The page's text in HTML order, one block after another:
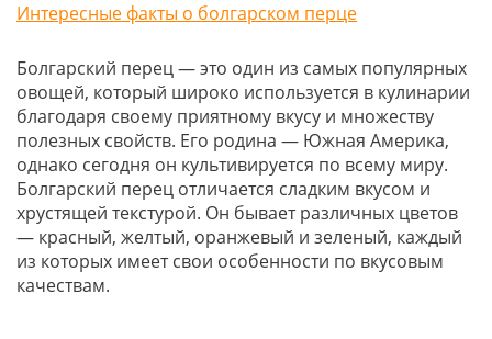
Интересные факты о болгарском перце
Болгарский перец — это один из самых популярных
овощей, который широко используется в кулинарии
благодаря своему приятному вкусу и множеству
полезных свойств. Его родина — Южная Америка,
однако сегодня он культивируется по всему миру.
Болгарский перец отличается сладким вкусом и
хрустящей текстурой. Он бывает различных цветов
— красный, желтый, оранжевый и зеленый, каждый
из которых имеет свои особенности по вкусовым
качествам.